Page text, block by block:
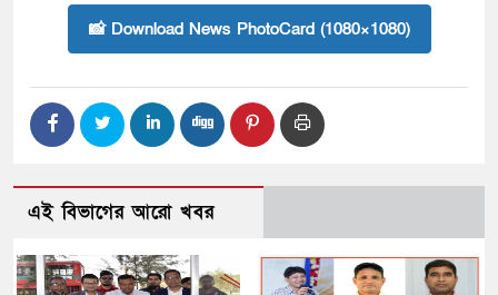
📸 Download News PhotoCard (1080×1080)
এই বিভাগের আরো খবর